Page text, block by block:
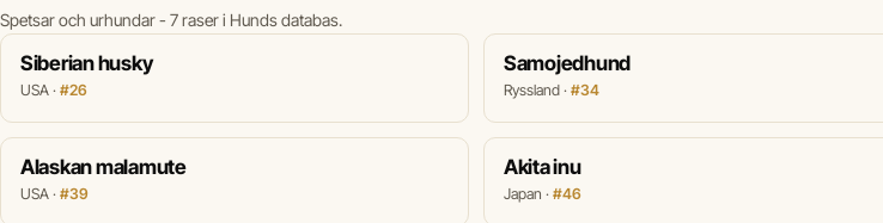
Spetsar och urhundar - 7 raser i Hunds databas.
Siberian husky
USA · #26
Samojedhund
Ryssland · #34
Alaskan malamute
USA · #39
Akita inu
Japan · #46